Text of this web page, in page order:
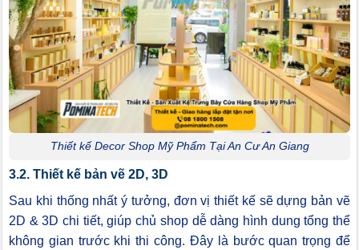
Thiết kế Decor Shop Mỹ Phẩm Tại An Cư An Giang
3.2. Thiết kế bản vẽ 2D, 3D
Sau khi thống nhất ý tưởng, đơn vị thiết kế sẽ dựng bản vẽ
2D & 3D chi tiết, giúp chủ shop dễ dàng hình dung tổng thể
không gian trước khi thi công. Đây là bước quan trọng để